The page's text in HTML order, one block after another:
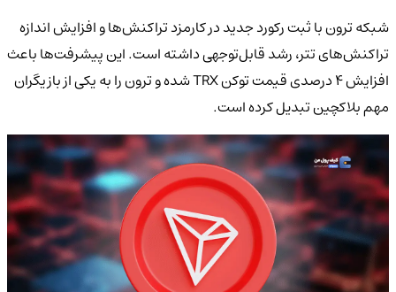
شبکه ترون با ثبت رکورد جدید در کارمزد تراکنش‌ها و افزایش اندازه
تراکنش‌های تتر، رشد قابل‌توجهی داشته است. این پیشرفت‌ها باعث
افزایش ۴ درصدی قیمت توکن TRX شده و ترون را به یکی از بازیگران
مهم بلاکچین تبدیل کرده است.